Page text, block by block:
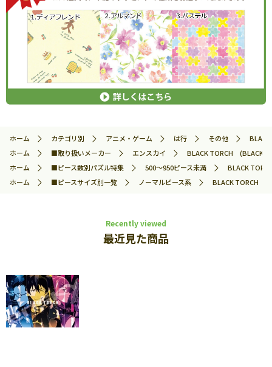
ホーム カテゴリ別 アニメ・ゲーム は行 その他
ホーム
■取り扱いメーカー エンスカイ
BLACK TORCH (BLACK
ホーム
■ピース数別パズル特集 500～950ピース未満
BLACK
ホーム
■ピースサイズ別一覧 ノーマルピース系 BLACK TORCH
Recently viewed
最近見た商品